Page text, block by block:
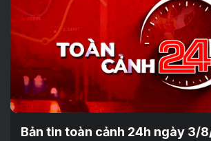
Bản tin toàn cảnh 24h ngày 3/